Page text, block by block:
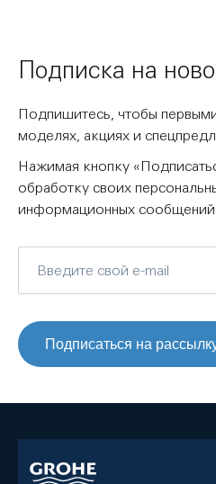
Подписка на
Подпишитесь, чтобы
моделях, акциях и
Нажимая кнопку
обработку своих
информационных сообщений.
Подписаться на